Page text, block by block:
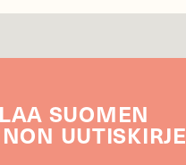
SUOMEN
UUTIS­KIRJE